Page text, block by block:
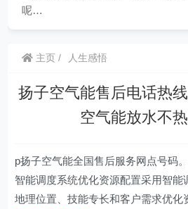
呢…
主页 人生感悟
扬子空气能售后电话热
空气能放水不
p扬子空气能全国售后服务网点号码
智能调度系统优化资源配置采用智能
地理位置、技能专长和客户需求优化